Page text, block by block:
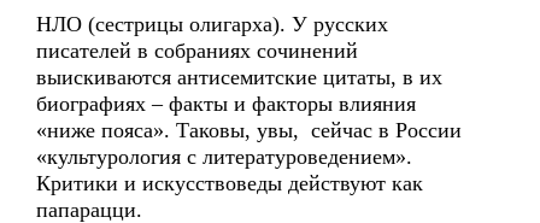
НЛО (сестрицы олигарха). У русских
писателей в собраниях сочинений
выискиваются антисемитские цитаты, в их
биографиях – факты и факторы влияния
«ниже пояса». Таковы, увы, сейчас в России
«культурология с литературоведением».
Критики и искусствоведы действуют как
папарацци.